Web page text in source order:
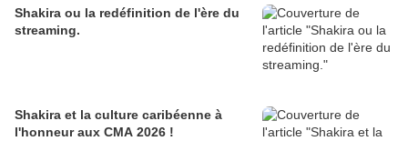
Shakira ou la redéfinition de l'ère du
streaming.
Shakira et la culture caribéenne à
l'honneur aux CMA 2026 !